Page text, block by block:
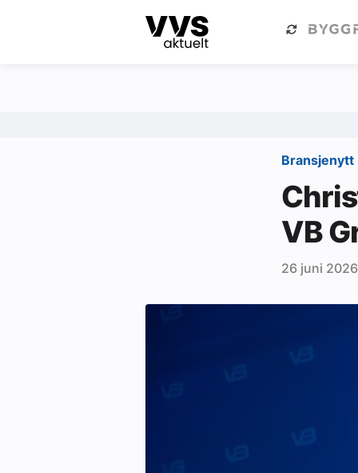
Kategorier Om VVS Aktuelt
Aktuelle prosjekter
Bransjenytt
VB
26 juni 2026